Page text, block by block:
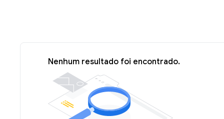
Nenhum resultado foi encontrado.